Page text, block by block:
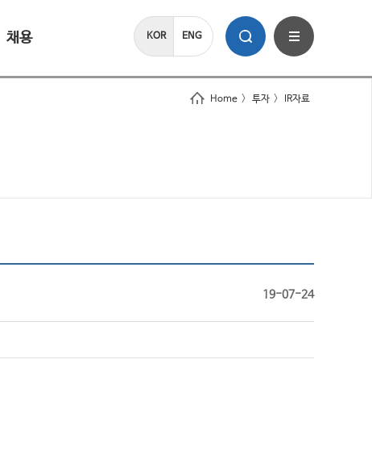
KOR ENG
채용
Home > 투자 > IR자료
19-07-24